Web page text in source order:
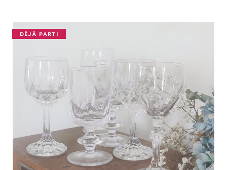
DÉJÀ PARTI